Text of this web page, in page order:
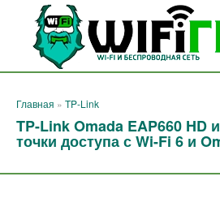
Перейти
контенту
Главная » TP-Link
TP-Link Omada EAP660 HD
точки доступа с Wi-Fi 6 и